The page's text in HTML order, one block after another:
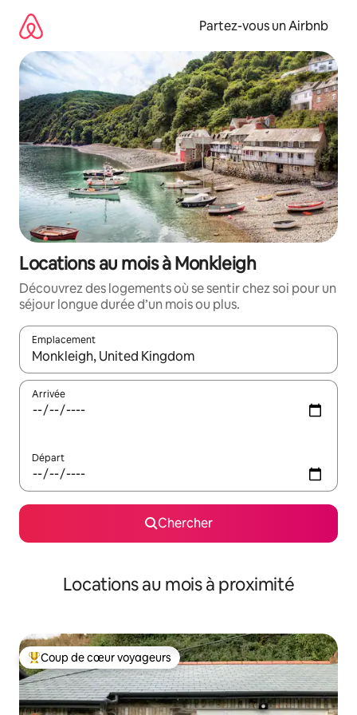
directement
contenu
Partez-vous un Airbnb
Locations au mois à Monkleigh
Découvrez des logements où se sentir chez soi pour un
séjour longue durée d’un mois ou plus.
Emplacement
Quand les résultats sont affichés, parcourez-les en utilisant
Arrivée
Départ
Chercher
Locations au mois à proximité
Coup de cœur voyageurs parmi les plus aimés
Coup de cœur voyageurs